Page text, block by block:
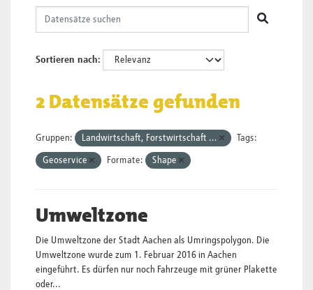
Sortieren nach
2 Datensätze gefunden
Gruppen: Landwirtschaft, Forstwirtschaft ... Tags:
Geoservice Formate: Shape
Umweltzone
Die Umweltzone der Stadt Aachen als Umringspolygon. Die
Umweltzone wurde zum 1. Februar 2016 in Aachen
eingeführt. Es dürfen nur noch Fahrzeuge mit grüner Plakette
oder...